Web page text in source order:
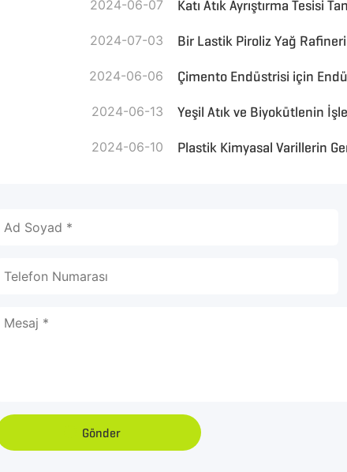
2024-06-07 Katı Atık Ayrıştırma Tesisi
2024-07-03 Bir Lastik Piroliz Yağ
2024-06-06 Çimento Endüstrisi için
2024-06-13 Yeşil Atık ve Biyokütlenin
2024-06-10 Plastik Kimyasal Varillerin
Gönder